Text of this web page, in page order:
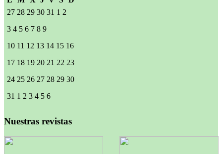
27 28 29 30 31 1 2
3 4 5 6 7 8 9
10 11 12 13 14 15 16
17 18 19 20 21 22 23
24 25 26 27 28 29 30
31 1 2 3 4 5 6
Nuestras revistas